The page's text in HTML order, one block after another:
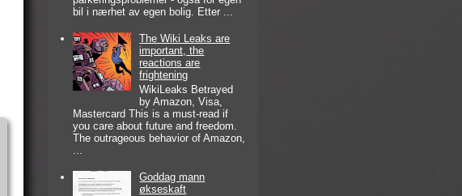
bil i nærhet av egen bolig. Etter ...
The Wiki Leaks are
important, the
reactions are
frightening
WikiLeaks Betrayed
by Amazon, Visa,
Mastercard This is a must-read if
you care about future and freedom.
The outrageous behavior of Amazon,
Goddag mann
økseskaft